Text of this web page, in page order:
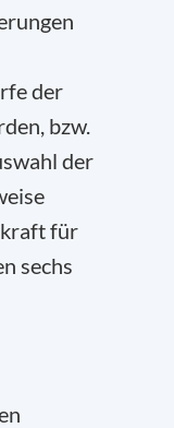
der
bzw.
der
für
sechs